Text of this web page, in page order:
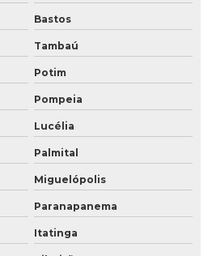
Bastos
Tambaú
Potim
Pompeia
Lucélia
Palmital
Miguelópolis
Paranapanema
Itatinga